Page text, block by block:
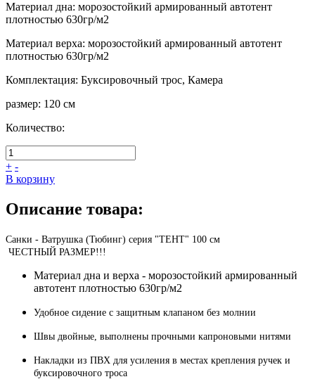
Материал дна: морозостойкий армированный автотент
плотностью 630гр/м2
Материал верха: морозостойкий армированный автотент
плотностью 630гр/м2
Комплектация: Буксировочный трос, Камера
размер: 120 см
Количество:
+ -
В корзину
Описание товара:
Санки - Ватрушка (Тюбинг) серия "ТЕНТ" 100 см
ЧЕСТНЫЙ РАЗМЕР!!!
Материал дна и верха - морозостойкий армированный
автотент плотностью 630гр/м2
Удобное сидение с защитным клапаном без молнии
Швы двойные, выполнены прочными капроновыми нитями
Накладки из ПВХ для усиления в местах крепления ручек и
буксировочного троса